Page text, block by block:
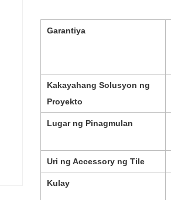
Garantiya
Kakayahang Solusyon ng
Proyekto
Lugar ng Pinagmulan
Uri ng Accessory ng Tile
Kulay